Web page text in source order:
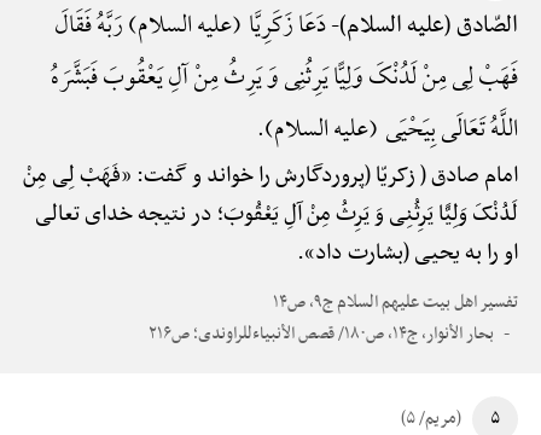
الصّادق (علیه السلام)-دَعَا زَکَرِیَّا (علیه السلام) رَبَّهُ فَقَالَ
فَهَبْ لِی مِنْ لَدُنْکَ وَلِیًّا یَرِثُنِی وَ یَرِثُ مِنْ آلِ یَعْقُوبَ فَبَشَّرَهُ
اللَّهُ تَعَالَی بِیَحْیَی (علیه السلام).
امام صادق ( زکریّا (پروردگارش را خواند و گفت: «فَهَبْ لِی مِنْ
لَدُنْکَ وَلِیًّا یَرِثُنِی وَ یَرِثُ مِنْ آلِ یَعْقُوبَ؛ در نتیجه خدای تعالی
او را به یحیی (بشارت داد».
تفسیر اهل بیت علیهم السلام ج۹، ص۱۴
بحار الأنوار، ج۱۴، ص۱۸۰/ قصص الأنبیاءللراوندی؛ ص۲۱۶
۵ (مریم/ ۵)